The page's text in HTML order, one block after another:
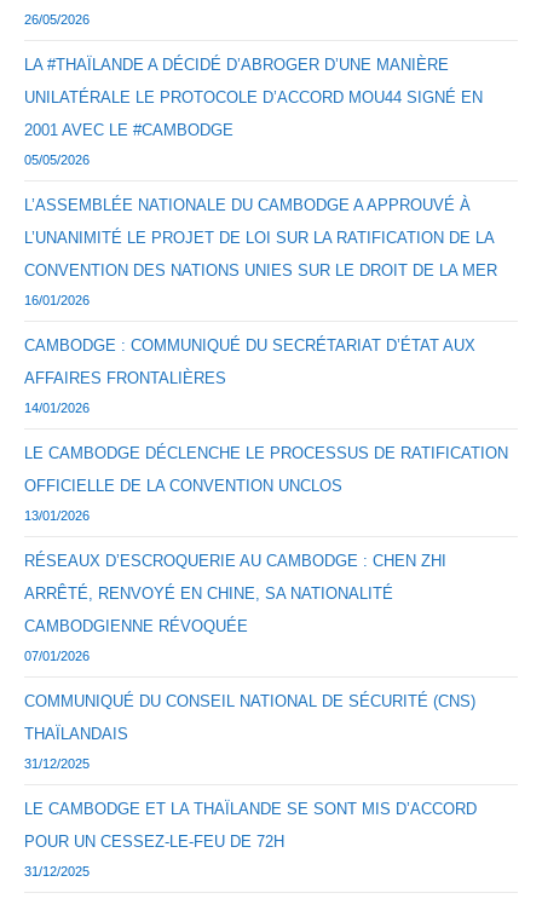
26/05/2026
LA #THAÏLANDE A DÉCIDÉ D’ABROGER D’UNE MANIÈRE
UNILATÉRALE LE PROTOCOLE D’ACCORD MOU44 SIGNÉ EN
2001 AVEC LE #CAMBODGE
05/05/2026
L’ASSEMBLÉE NATIONALE DU CAMBODGE A APPROUVÉ À
L’UNANIMITÉ LE PROJET DE LOI SUR LA RATIFICATION DE LA
CONVENTION DES NATIONS UNIES SUR LE DROIT DE LA MER
16/01/2026
CAMBODGE : COMMUNIQUÉ DU SECRÉTARIAT D’ÉTAT AUX
AFFAIRES FRONTALIÈRES
14/01/2026
LE CAMBODGE DÉCLENCHE LE PROCESSUS DE RATIFICATION
OFFICIELLE DE LA CONVENTION UNCLOS
13/01/2026
RÉSEAUX D’ESCROQUERIE AU CAMBODGE : CHEN ZHI
ARRÊTÉ, RENVOYÉ EN CHINE, SA NATIONALITÉ
CAMBODGIENNE RÉVOQUÉE
07/01/2026
COMMUNIQUÉ DU CONSEIL NATIONAL DE SÉCURITÉ (CNS)
THAÏLANDAIS
31/12/2025
LE CAMBODGE ET LA THAÏLANDE SE SONT MIS D’ACCORD
POUR UN CESSEZ-LE-FEU DE 72H
31/12/2025